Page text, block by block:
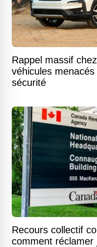
Rappel massif
véhicules
sécurité
Recours collectif
comment réclamer